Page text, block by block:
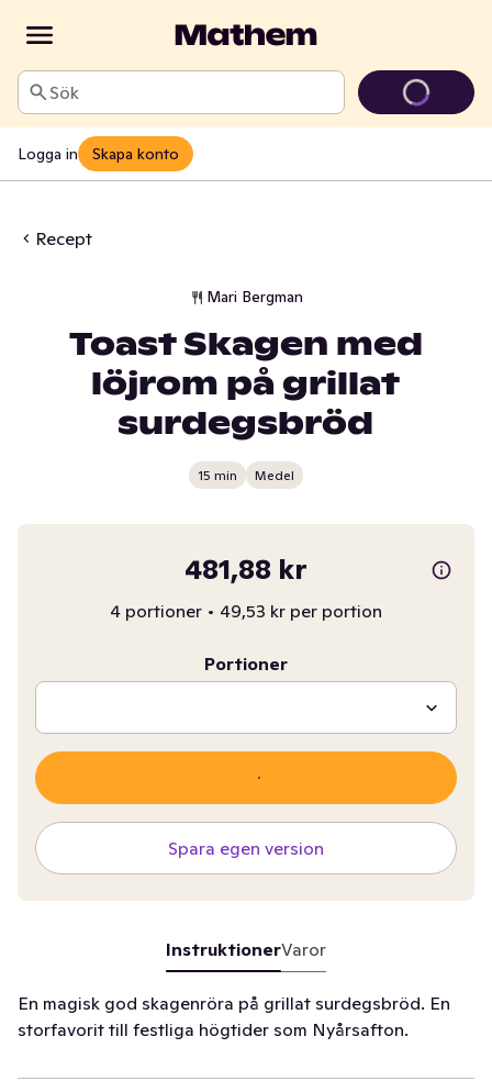
Sök
Logga in Skapa konto
Recept
Mari Bergman
Toast Skagen med
löjrom på grillat
surdegsbröd
15 min Medel
481,88 kr
4 portioner • 49,53 kr per portion
Portioner
Spara egen version
InstruktionerVaror
En magisk god skagenröra på grillat surdegsbröd. En
storfavorit till festliga högtider som Nyårsafton.